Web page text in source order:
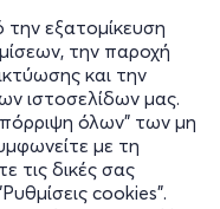
εξατομίκευση
την παροχή
και την
ιστοσελίδων μας.
όλων" των μη
με τη
τις δικές σας
cookies".